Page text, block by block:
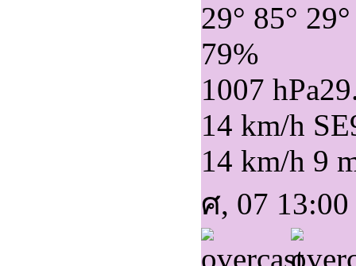
29° 85° 29°
79%
1007 hPa
14 km/h SE
14 km/h 9
ศ, 07 13:00